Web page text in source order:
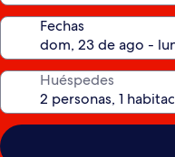
Fechas
Huéspedes